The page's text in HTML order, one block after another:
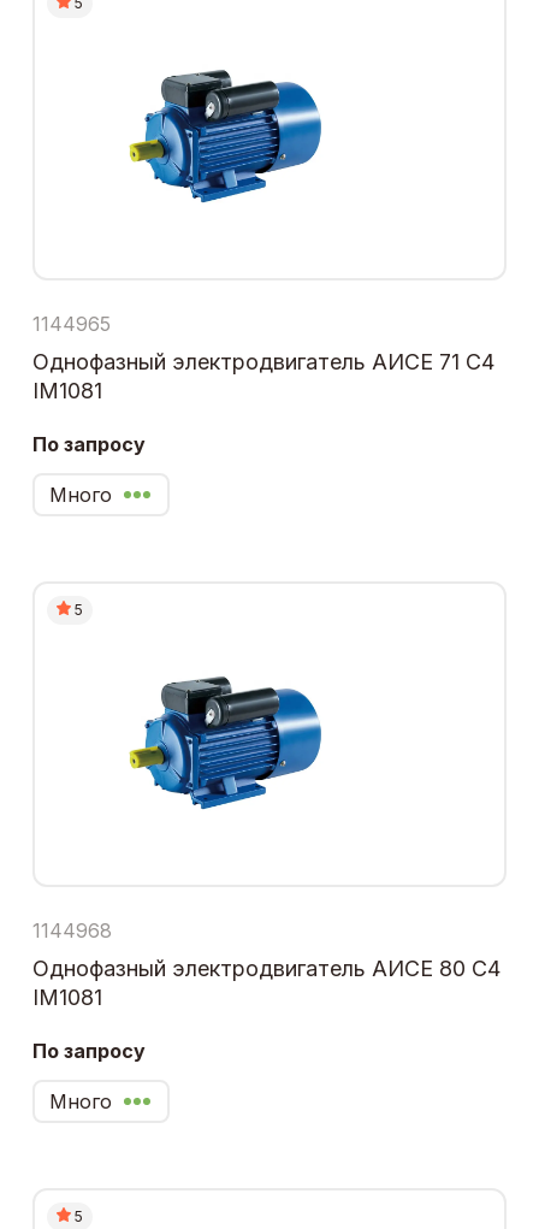
1144965
Однофазный электродвигатель АИСЕ 71 С4
IM1081
По запросу
Много
5
1144968
Однофазный электродвигатель АИСЕ 80 С4
IM1081
По запросу
Много
5